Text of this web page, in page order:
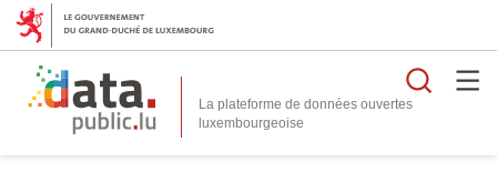
La plateforme de données ouvertes